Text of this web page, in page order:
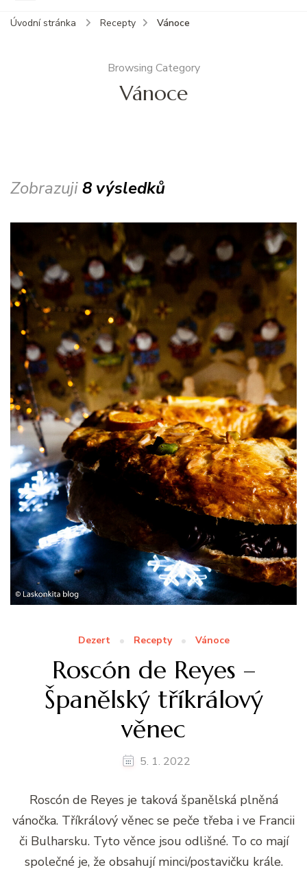
Úvodní stránka Recepty Vánoce
Browsing Category
Vánoce
Zobrazuji8 výsledků
Dezert Recepty Vánoce
Roscón de Reyes –
Španělský tříkrálový
věnec
5. 1. 2022
Roscón de Reyes je taková španělská plněná
vánočka. Tříkrálový věnec se peče třeba i ve Francii
či Bulharsku. Tyto věnce jsou odlišné. To co mají
společné je, že obsahují minci/postavičku krále.